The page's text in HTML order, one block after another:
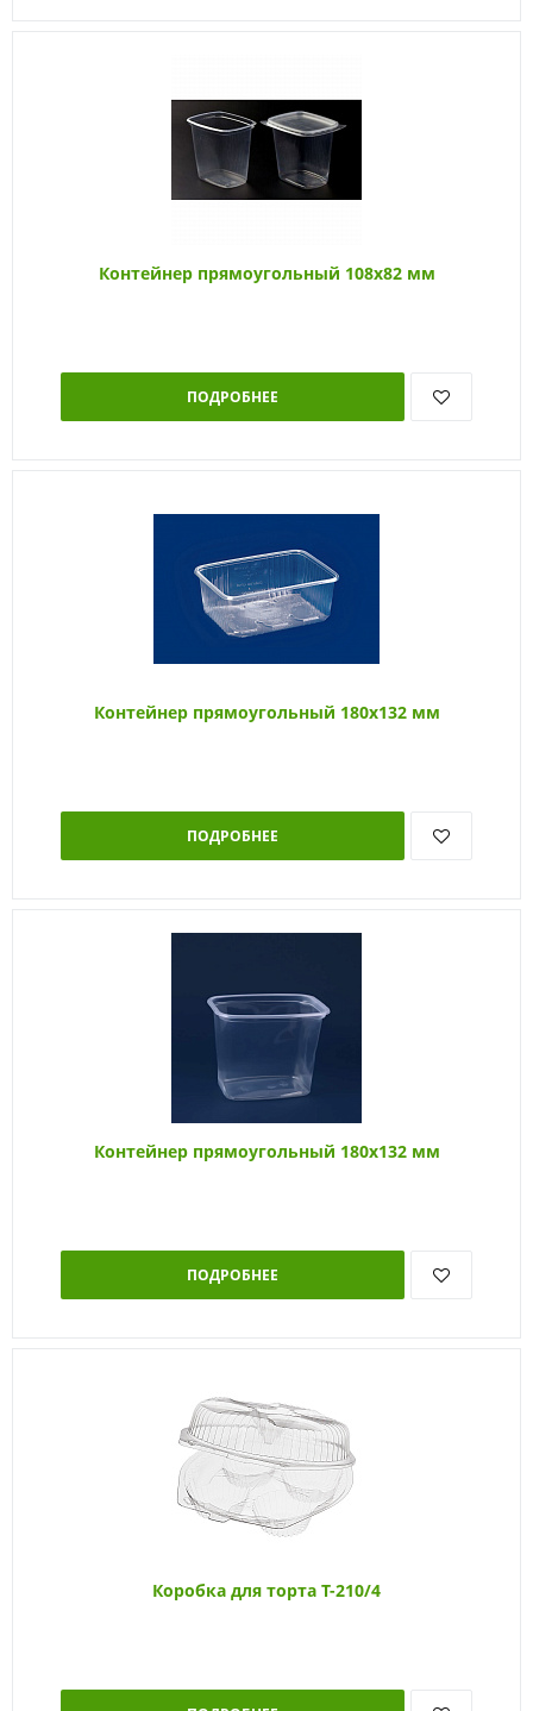
Контейнер прямоугольный 108х82 мм
ПОДРОБНЕЕ
Контейнер прямоугольный 180х132 мм
ПОДРОБНЕЕ
Контейнер прямоугольный 180х132 мм
ПОДРОБНЕЕ
Коробка для торта Т-210/4